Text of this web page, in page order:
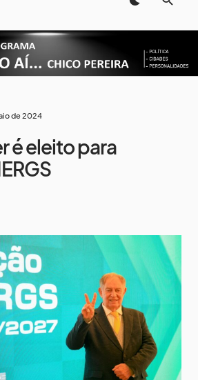
de 2024
é eleito para